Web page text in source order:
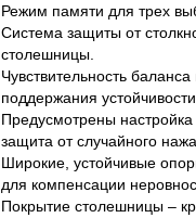
Режим памяти для трех
Система защиты от
столешницы.
Чувствительность
поддержания
Предусмотрены настройка
защита от случайного
Широкие, устойчивые
для компенсации
Покрытие столешницы –